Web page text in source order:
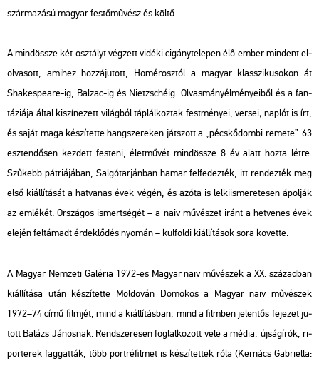
szár­ma­zá­sú ma­gyar fes­tő­mű­vész és költő.
A mind­össze két osz­tályt vég­zett vi­dé­ki ci­gány­te­le­pen élő ember min­dent el­
ol­va­sott, ami­hez hoz­zá­ju­tott, Ho­mé­rosz­tól a ma­gyar klasszi­ku­so­kon át
Shakes­peare-ig, Bal­zac-ig és Nietz­sché­ig. Ol­vas­mány­él­mé­nye­i­ből és a fan­
tá­zi­á­ja által ki­szí­ne­zett vi­lág­ból táp­lál­koz­tak fest­mé­nyei, ver­sei; nap­lót is írt,
és saját maga ké­szí­tet­te hang­sze­re­ken ját­szott a „pécs­kő­dom­bi re­me­te”. 63
esz­ten­dő­sen kez­dett fes­te­ni, élet­mű­vét mind­össze 8 év alatt hozta létre.
Szű­kebb pát­ri­á­já­ban, Sal­gó­tar­ján­ban hamar fel­fe­dez­ték, itt ren­dez­ték meg
első ki­ál­lí­tá­sát a hat­va­nas évek végén, és azóta is lel­ki­is­me­re­te­sen ápol­ják
az em­lé­két. Or­szá­gos is­mert­sé­gét – a naiv mű­vé­szet iránt a het­ve­nes évek
ele­jén fel­tá­madt ér­dek­lő­dés nyo­mán – kül­föl­di ki­ál­lí­tá­sok sora kö­vet­te.
A Ma­gyar Nem­ze­ti Ga­lé­ria 1972-es Ma­gyar naiv mű­vé­szek a XX. szá­zad­ban
ki­ál­lí­tá­sa után ké­szí­tet­te Mol­do­ván Do­mo­kos a Ma­gyar naiv mű­vé­szek
1972–74című film­jét, mind a ki­ál­lí­tás­ban, mind a film­ben je­len­tős fe­je­zet ju­
tott Ba­lázs Já­nos­nak. Rend­sze­re­sen fog­lal­ko­zott vele a média, új­ság­írók, ri­
por­te­rek fag­gat­ták, több port­ré­fil­met is ké­szí­tet­tek róla (Ker­nács Gab­ri­el­la: